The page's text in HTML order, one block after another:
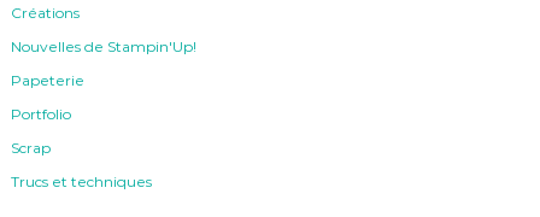
Créations
Nouvelles de Stampin'Up!
Papeterie
Portfolio
Scrap
Trucs et techniques